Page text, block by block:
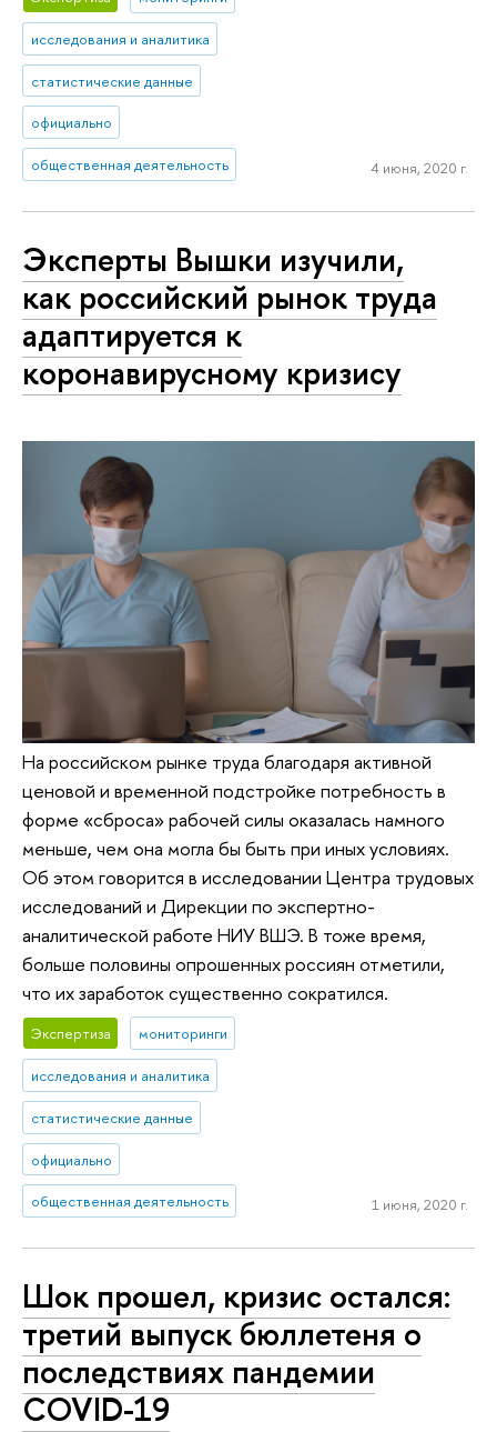
исследования и аналитика
статистические данные
официально
общественная деятельность 4 июня, 2020 г.
Эксперты Вышки изучили,
как российский рынок труда
адаптируется к
коронавирусному кризису
На российском рынке труда благодаря активной
ценовой и временной подстройке потребность в
форме «сброса» рабочей силы оказалась намного
меньше, чем она могла бы быть при иных условиях.
Об этом говорится в исследовании Центра трудовых
исследований и Дирекции по экспертно-
аналитической работе НИУ ВШЭ. В тоже время,
больше половины опрошенных россиян отметили,
что их заработок существенно сократился.
Экспертиза мониторинги
исследования и аналитика
статистические данные
официально
общественная деятельность 1 июня, 2020 г.
Шок прошел, кризис остался:
третий выпуск бюллетеня о
последствиях пандемии
COVID-19